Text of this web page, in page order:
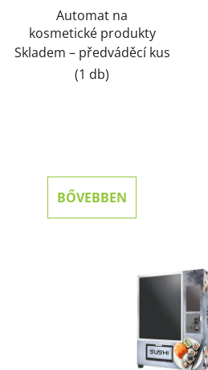
Automat na
kosmetické produkty
Skladem – předváděcí kus
(1 db)
BŐVEBBEN